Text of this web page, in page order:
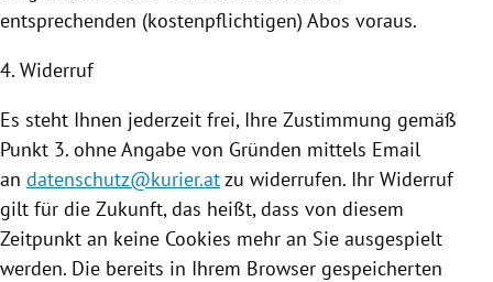
entsprechenden (kostenpflichtigen) Abos voraus.
4. Widerruf
Es steht Ihnen jederzeit frei, Ihre Zustimmung gemäß
Punkt 3. ohne Angabe von Gründen mittels Email
an datenschutz@kurier.atzu widerrufen. Ihr Widerruf
gilt für die Zukunft, das heißt, dass von diesem
Zeitpunkt an keine Cookies mehr an Sie ausgespielt
werden. Die bereits in Ihrem Browser gespeicherten